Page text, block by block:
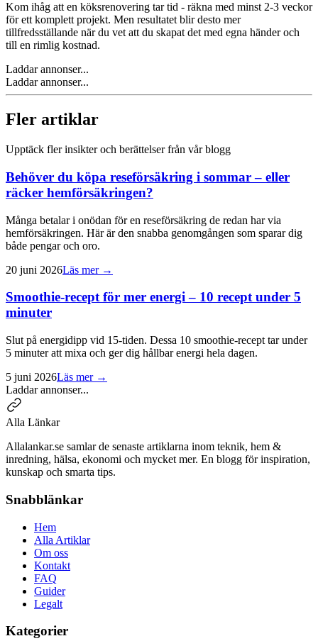
Kom ihåg att en köksrenovering tar tid - räkna med minst 2-3 veckor
för ett komplett projekt. Men resultatet blir desto mer
tillfredsställande när du vet att du skapat det med egna händer och
till en rimlig kostnad.
Laddar annonser...
Laddar annonser...
Fler artiklar
Upptäck fler insikter och berättelser från vår blogg
Behöver du köpa reseförsäkring i sommar – eller
räcker hemförsäkringen?
Många betalar i onödan för en reseförsäkring de redan har via
hemförsäkringen. Här är den snabba genomgången som sparar dig
både pengar och oro.
20 juni 2026Läs mer →
Smoothie-recept för mer energi – 10 recept under 5
minuter
Slut på energidipp vid 15-tiden. Dessa 10 smoothie-recept tar under
5 minuter att mixa och ger dig hållbar energi hela dagen.
5 juni 2026Läs mer →
Laddar annonser...
Alla Länkar
Allalankar.se samlar de senaste artiklarna inom teknik, hem &
inredning, hälsa, ekonomi och mycket mer. En blogg för inspiration,
kunskap och smarta tips.
Snabblänkar
Hem
Alla Artiklar
Om oss
Kontakt
FAQ
Guider
Legalt
Kategorier